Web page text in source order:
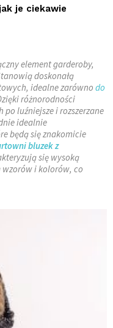
je ciekawie
element garderoby,
doskonałą
idealne zarówno do
różnorodności
luźniejsze i rozszerzane
idealnie
będą się znakomicie
bluzek z
się wysoką
i kolorów, co